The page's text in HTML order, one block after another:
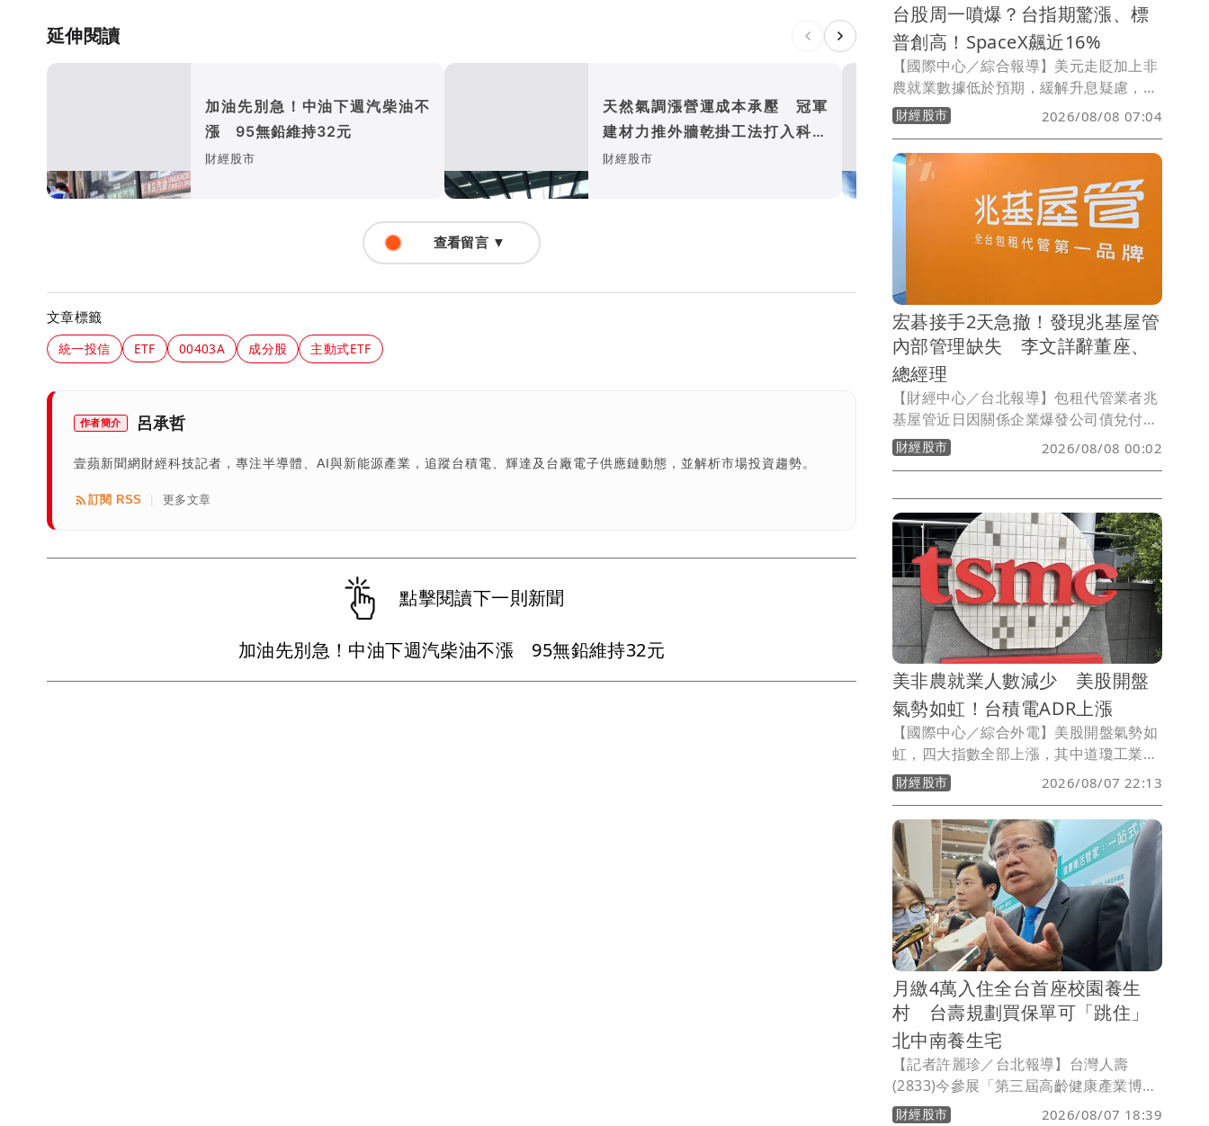
延伸閱讀
加油先別急！中油下週汽柴油不
漲 95無鉛維持32元
財經股市
天然氣調漲營運成本承壓 冠軍
建材力推外牆乾掛工法打入科技
廠房
財經股市
月新高
查看留言 ▼
文章標籤
統一投信 ETF 00403A 成分股 主動式ETF
作者簡介 呂承哲
壹蘋新聞網財經科技記者，專注半導體、AI與新能源產業，追蹤台積電、輝達及台廠電子供應鏈動態，並解析市場投資趨勢。
訂閱 RSS 更多文章
點擊閱讀下一則新聞
加油先別急！中油下週汽柴油不漲 95無鉛維持32元
台股周一噴爆？台指期驚漲、標
普創高！SpaceX飆近16%
【國際中心／綜合報導】美元走貶加上非
農就業數據低於預期，緩解升息疑慮，美
股今（7）日全部收紅，標普更締造歷史
新高，台指期夜盤大漲，SpaceX更狂飆
近16%。
財經股市 2026/08/08 07:04
宏碁接手2天急撤！發現兆基屋管
內部管理缺失 李文詳辭董座、
總經理
【財經中心／台北報導】包租代管業者兆
基屋管近日因關係企業爆發公司債兌付爭
議，身為第二大股東的宏碁原本派任法人
代表李文詳接掌董事長，盼強化公司治
訊息指出，李文詳接手後發現兆基屋管存
在內部管理缺失，因此辭去董事長、法人
董事及總經理等職務，宏碁並同步退出經
營層。
財經股市 2026/08/08 00:02
美非農就業人數減少 美股開盤
氣勢如虹！台積電ADR上漲
【國際中心／綜合外電】美股開盤氣勢如
虹，四大指數全部上漲，其中道瓊工業指
數上漲123.93點、標普500指數上漲
29.72點、那斯達克指數上漲225.08點、
費城半導體指數上漲315.88點。在個股方
面，台積電ADR上漲3.07元或0.73％。
財經股市 2026/08/07 22:13
月繳4萬入住全台首座校園養生
村 台壽規劃買保單可「跳住」
北中南養生宅
【記者許麗珍／台北報導】台灣人壽
(2833)今參展「第三屆高齡健康產業博覽
會」並首度亮相全台首座校園養生村「中
財經股市 2026/08/07 18:39